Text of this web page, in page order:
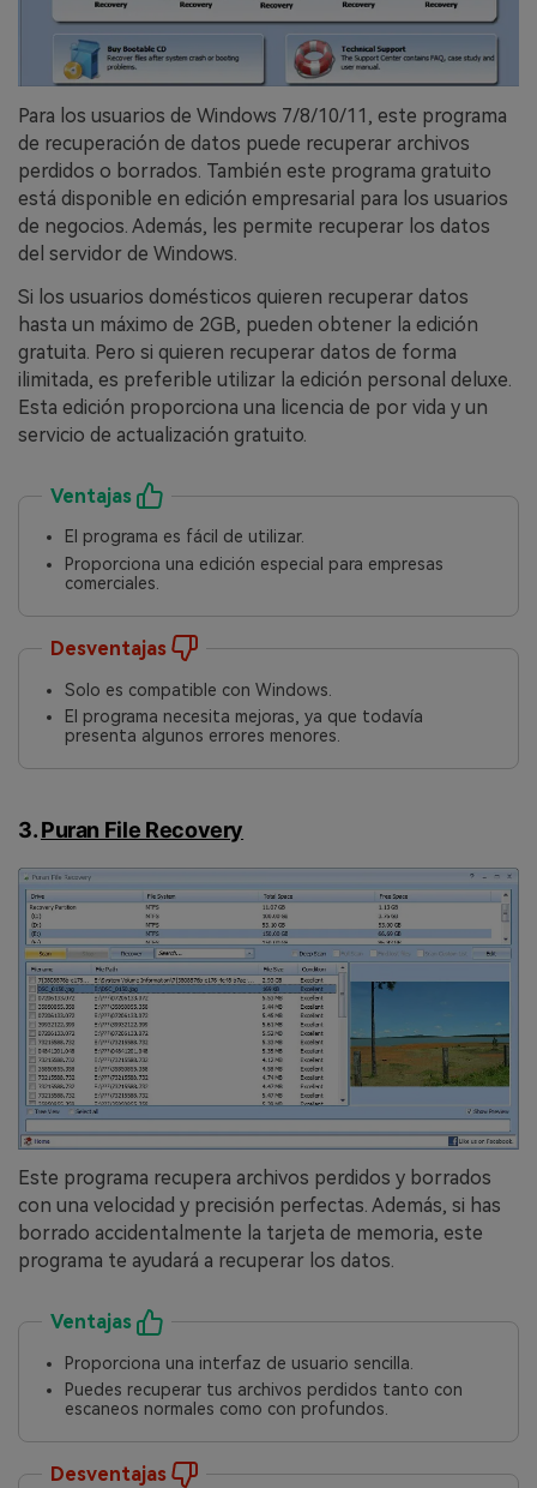
󠀰Para los usuarios de Windows 7/8/10/11, este programa
de recuperación de datos puede recuperar archivos
perdidos o borrados.󠀲󠀡󠀩󠀣󠀢󠀢󠀣󠀤󠀧󠀳󠀰 También este programa gratuito
está disponible en edición empresarial para los usuarios
de negocios.󠀲󠀡󠀩󠀣󠀢󠀢󠀣󠀤󠀨󠀳󠀰 Además, les permite recuperar los datos
del servidor de Windows.󠀲󠀡󠀩󠀣󠀢󠀢󠀣󠀤󠀩󠀳
Si los usuarios domésticos quieren recuperar datos
hasta un máximo de 2GB, pueden obtener la edición
gratuita.󠀲󠀡󠀩󠀣󠀢󠀢󠀣󠀥󠀠󠀳󠀰 Pero si quieren recuperar datos de forma
ilimitada, es preferible utilizar la edición personal deluxe.󠀲󠀡󠀩󠀣󠀢󠀢󠀣󠀥󠀡󠀳
Esta edición proporciona una licencia de por vida y un
servicio de actualización gratuito.
Ventajas
El programa es fácil de utilizar.󠀲󠀡󠀩󠀣󠀢󠀢󠀣󠀥󠀤󠀳
Proporciona una edición especial para empresas
comerciales.
Desventajas
Solo es compatible con Windows.󠀲󠀡󠀩󠀣󠀢󠀢󠀣󠀥󠀧󠀳
El programa necesita mejoras, ya que todavía
presenta algunos errores menores.
3.Puran File Recovery
Este programa recupera archivos perdidos y borrados
con una velocidad y precisión perfectas.󠀲󠀡󠀩󠀣󠀢󠀢󠀣󠀦󠀡󠀳 Además, si has
borrado accidentalmente la tarjeta de memoria, este
programa te ayudará a recuperar los datos.󠀲󠀡󠀩󠀣󠀢󠀢󠀣󠀦󠀢
Ventajas
Proporciona una interfaz de usuario sencilla.󠀲󠀡󠀩󠀣󠀢󠀢󠀣󠀦󠀤
Puedes recuperar tus archivos perdidos tanto con
escaneos normales como con profundos.
Desventajas